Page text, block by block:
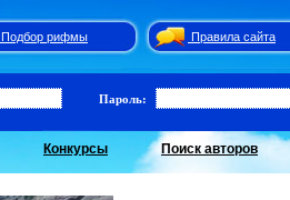
Подбор рифмы
Правила сайта
Пароль:
Конкурсы Поиск авторов